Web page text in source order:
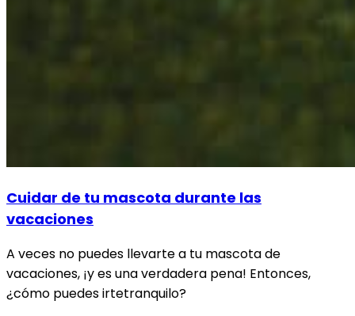
Cuidar de tu mascota durante las
vacaciones
A veces no puedes llevarte a tu mascota de
vacaciones, ¡y es una verdadera pena! Entonces,
¿cómo puedes irtetranquilo?